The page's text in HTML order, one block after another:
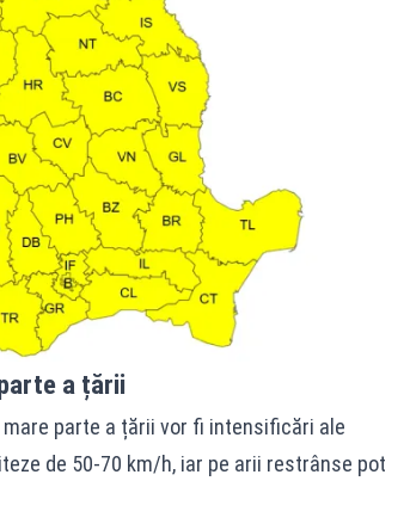
a țării
parte a țării vor fi intensificări ale
de 50-70 km/h, iar pe arii restrânse pot